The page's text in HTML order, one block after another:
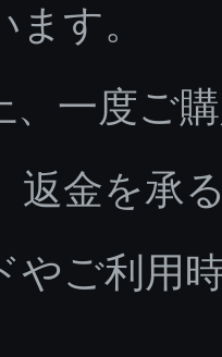
す。
、一度ご
返金を承
やご利用